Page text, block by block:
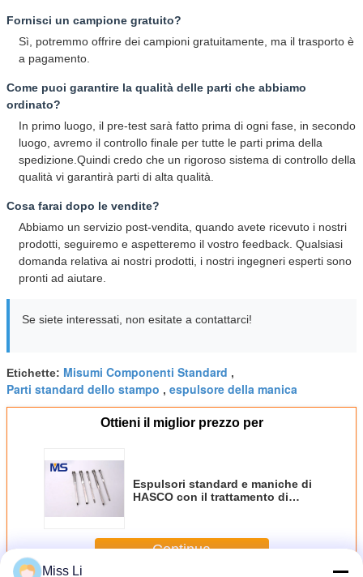
Fornisci un campione gratuito?
Sì, potremmo offrire dei campioni gratuitamente, ma il trasporto è
a pagamento.
Come puoi garantire la qualità delle parti che abbiamo
ordinato?
In primo luogo, il pre-test sarà fatto prima di ogni fase, in secondo
luogo, avremo il controllo finale per tutte le parti prima della
spedizione.Quindi credo che un rigoroso sistema di controllo della
qualità vi garantirà parti di alta qualità.
Cosa farai dopo le vendite?
Abbiamo un servizio post-vendita, quando avete ricevuto i nostri
prodotti, seguiremo e aspetteremo il vostro feedback. Qualsiasi
domanda relativa ai nostri prodotti, i nostri ingegneri esperti sono
pronti ad aiutare.
Se siete interessati, non esitate a contattarci!
Etichette: Misumi Componenti Standard ,
Parti standard dello stampo , espulsore della manica
Ottieni il miglior prezzo per
Espulsori standard e maniche di
HASCO con il trattamento di
Continua
Miss Li